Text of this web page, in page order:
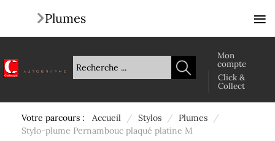
Mon
compte
Click &
Collect
Votre parcours : Accueil / Stylos / Plumes
/
Stylo-plume Pernambouc plaqué platine M
Plumes ≡